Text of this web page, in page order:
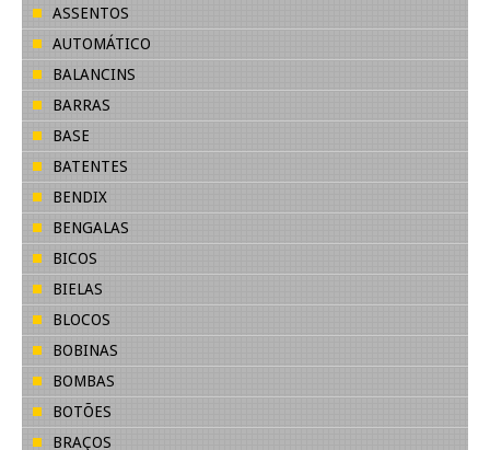
ASSENTOS
AUTOMÁTICO
BALANCINS
BARRAS
BASE
BATENTES
BENDIX
BENGALAS
BICOS
BIELAS
BLOCOS
BOBINAS
BOMBAS
BOTÕES
BRAÇOS